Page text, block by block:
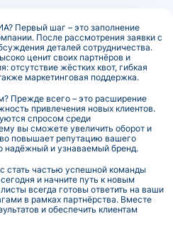
Первый шаг – это заполнение
После рассмотрения заявки с
деталей сотрудничества.
ценит своих партнёров и
отсутствие жёстких квот, гибкая
маркетинговая поддержка.
Прежде всего – это расширение
привлечения новых клиентов.
спросом среди
вы сможете увеличить оборот и
повышает репутацию вашего
надёжный и узнаваемый бренд.
стать частью успешной команды
и начните путь к новым
всегда готовы ответить на ваши
в рамках партнёрства. Вместе
и обеспечить клиентам